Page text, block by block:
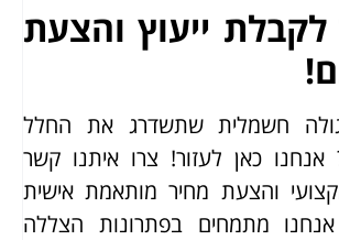
ייעוץ והצעת
חשמלית שתשדרג את החלל
אנחנו כאן לעזור! צרו איתנו קשר
והצעת מחיר מותאמת אישית
מתמחים בפתרונות הצללה